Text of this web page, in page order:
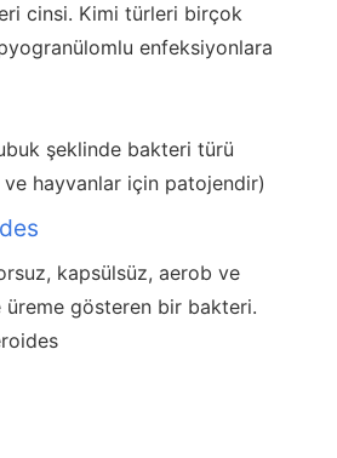
cinsi. Kimi türleri birçok
enfeksiyonlara
şeklinde bakteri türü
ve hayvanlar için patojendir)
kapsülsüz, aerob ve
üreme gösteren bir bakteri.